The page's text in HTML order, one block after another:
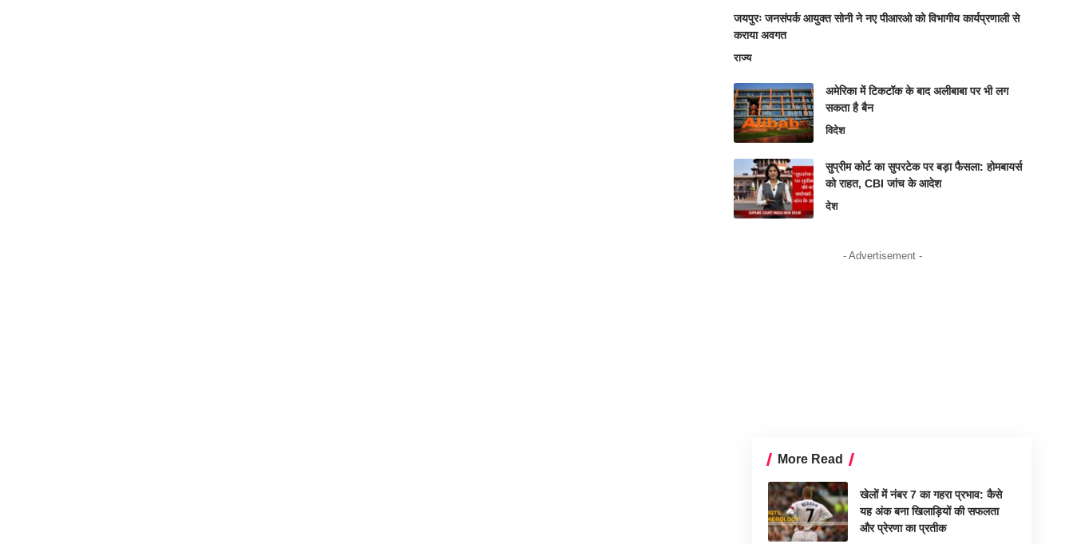
जयपुरः जनसंपर्क आयुक्त सोनी ने नए पीआरओ को विभागीय कार्यप्रणाली से
कराया अवगत
राज्य
अमेरिका में टिकटॉक के बाद अलीबाबा पर भी लग
सकता है बैन
विदेश
सुप्रीम कोर्ट का सुपरटेक पर बड़ा फैसला: होमबायर्स
को राहत, CBI जांच के आदेश
देश
- Advertisement -
More Read
खेलों में नंबर 7 का गहरा प्रभाव: कैसे
यह अंक बना खिलाड़ियों की सफलता
और प्रेरणा का प्रतीक